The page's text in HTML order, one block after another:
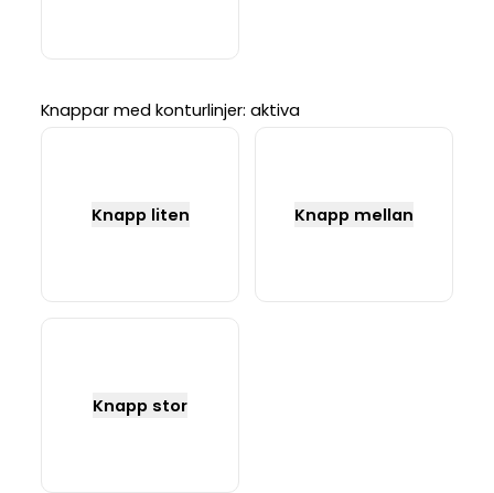
Knappar med konturlinjer: aktiva
Knapp liten Knapp mellan
Knapp stor